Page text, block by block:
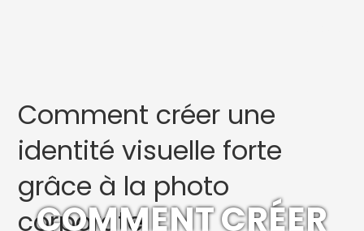
Comment créer une
identité visuelle forte
grâce à la photo
corporate
COMMENT CRÉER